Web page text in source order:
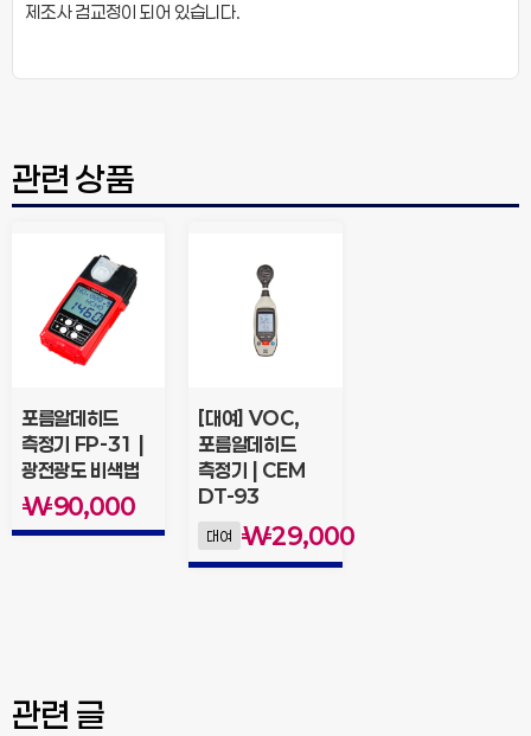
관련 글
제조사 검교정이 되어 있습니다.
관련 상품
포름알데히드
측정기 FP-31 |
광전광도 비색법
₩90,000
[대여] VOC,
포름알데히드
측정기 | CEM
DT-93
대여 ₩29,000